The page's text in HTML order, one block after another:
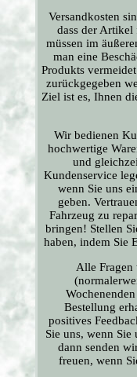
Versandkosten
dass der Artikel
müssen im
man eine
Produkts
zurückgegeben
Ziel ist es, Ihnen
Wir bedienen
hochwertige
und
Kundenservice
wenn Sie uns
geben.
Fahrzeug zu
bringen! Stellen
haben, indem Sie
Alle Fragen
Bestellung
positives
Sie uns, wenn Sie
dann senden
freuen, wenn